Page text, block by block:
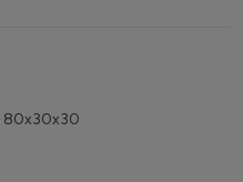
80x30x30